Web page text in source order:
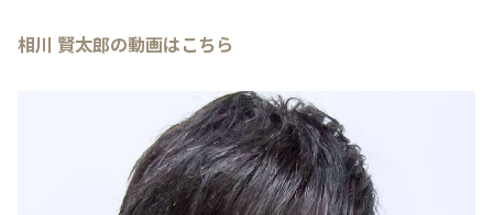
相川 賢太郎の動画はこちら